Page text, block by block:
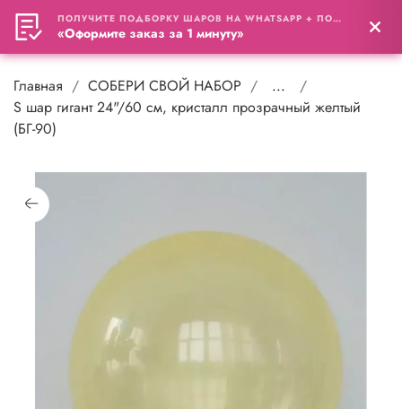
0
Главная СОБЕРИ СВОЙ НАБОР
...
S шар гигант 24"/60 см, кристалл прозрачный желтый
(БГ-90)
ПОЛУЧИТЕ ПОДБОРКУ ШАРОВ НА WHATSAPP + ПОДАРОК
«Оформите заказ за 1 минуту»